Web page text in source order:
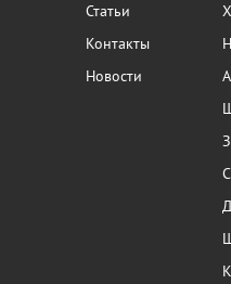
Статьи
Контакты
Новости